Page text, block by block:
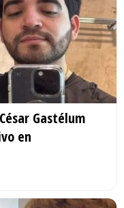
Gastélum
en